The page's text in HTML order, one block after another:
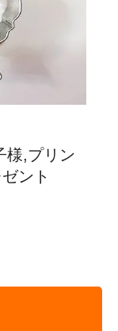
様,プリン
ント